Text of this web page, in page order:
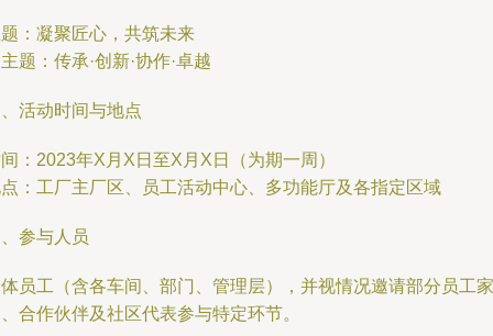
：凝聚匠心，共筑未来
题：传承·创新·协作·卓越
活动时间与地点
：2023年X月X日至X月X日（为期一周）
：工厂主厂区、员工活动中心、多功能厅及各指定区域
参与人员
员工（含各车间、部门、管理层），并视情况邀请部分员工家
合作伙伴及社区代表参与特定环节。